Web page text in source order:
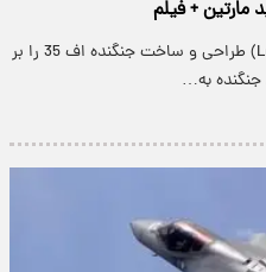
مارتین + فیلم
شرکت لاکهید مارتین (Lockheed Martin) طراحی و ساخت جنگنده اف 35 را بر
به…